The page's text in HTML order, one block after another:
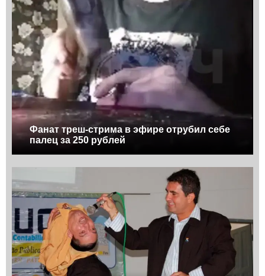
Фанат треш-стрима в эфире отрубил себе
палец за 250 рублей